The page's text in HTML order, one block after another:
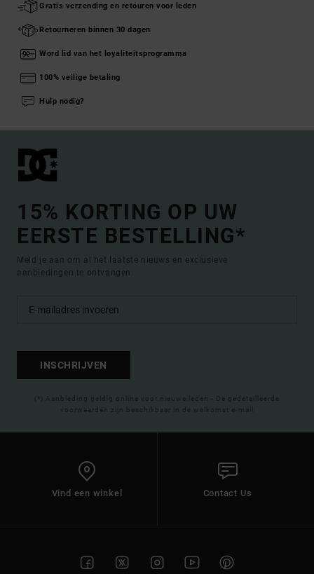
Gratis verzending en retouren voor leden
Retourneren binnen 30 dagen
Word lid van het loyaliteitsprogramma
100% veilige betaling
Hulp nodig?
15% KORTING OP UW
EERSTE BESTELLING*
Meld je aan om al het laatste nieuws en exclusieve
aanbiedingen te ontvangen.
INSCHRIJVEN
(*) Aanbieding geldig online voor nieuwe leden - De gedetailleerde
voorwaarden zijn beschikbaar in de welkomst e-mail
Vind een winkel Contact Us